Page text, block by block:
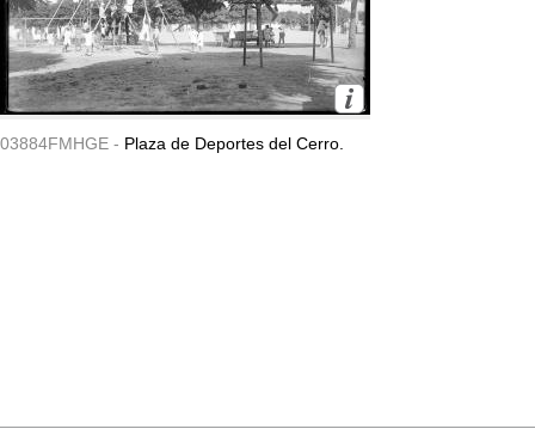
03884FMHGE - Plaza de Deportes del Cerro.